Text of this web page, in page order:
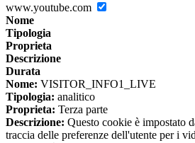
www.youtube.com
Nome
Tipologia
Proprieta
Descrizione
Durata
Nome: VISITOR_INFO1_LIVE
Tipologia: analitico
Proprieta: Terza parte
Descrizione: Questo cookie è impostato
traccia delle preferenze dell'utente per i